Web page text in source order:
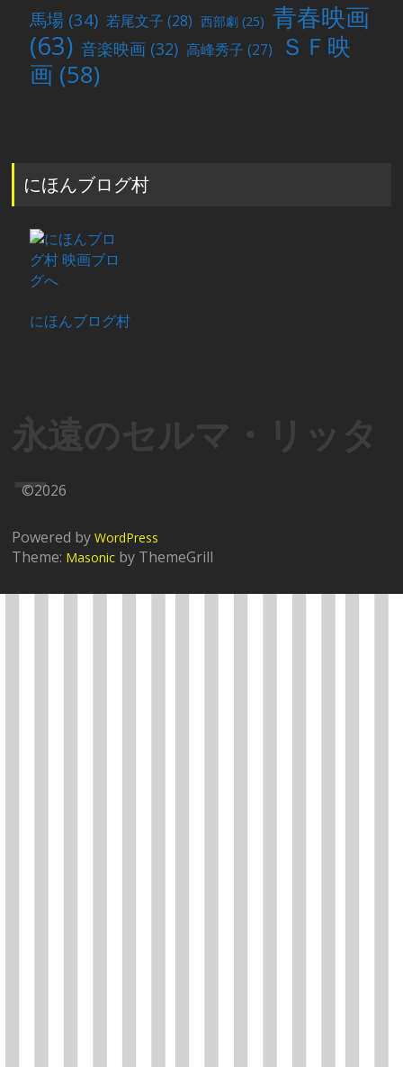
馬場 (34) 若尾文子 (28) 西部劇 (25) 青春映画
(63) 音楽映画 (32) 高峰秀子 (27)
ＳＦ映
画 (58)
にほんブログ村
にほんブログ村
永遠のセルマ・リッタ
ー
©2026
Powered byWordPress
Theme: Masonic by ThemeGrill